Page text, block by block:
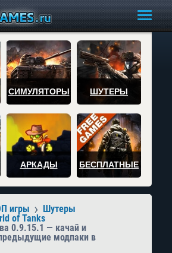
СИМУЛЯТОРЫ ШУТЕРЫ
АРКАДЫ БЕСПЛАТНЫЕ
игры
Шутеры
of Tanks
0.9.15.1 — качай и
модпаки в